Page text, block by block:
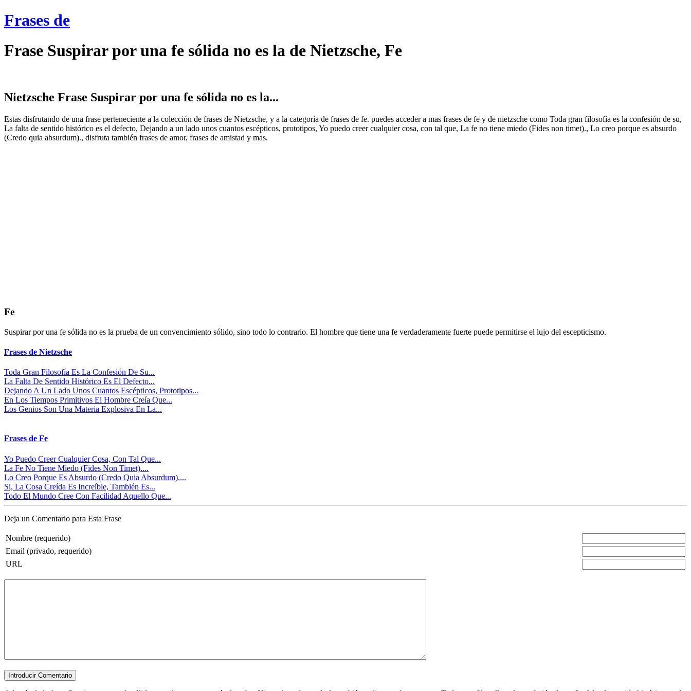
Frases de
Frase Suspirar por una fe sólida no es la de Nietzsche, Fe
Nietzsche Frase Suspirar por una fe sólida no es la...
Estas disfrutando de una frase perteneciente a la colección de frases de Nietzsche, y a la categoría de frases de fe. puedes acceder a mas frases de fe y de nietzsche como Toda gran filosofía es la confesión de su,
La falta de sentido histórico es el defecto, Dejando a un lado unos cuantos escépticos, prototipos, Yo puedo creer cualquier cosa, con tal que, La fe no tiene miedo (Fides non timet)., Lo creo porque es absurdo
(Credo quia absurdum)., disfruta también frases de amor, frases de amistad y mas.
Fe
Suspirar por una fe sólida no es la prueba de un convencimiento sólido, sino todo lo contrario. El hombre que tiene una fe verdaderamente fuerte puede permitirse el lujo del escepticismo.
Frases de Nietzsche
Toda Gran Filosofía Es La Confesión De Su...
La Falta De Sentido Histórico Es El Defecto...
Dejando A Un Lado Unos Cuantos Escépticos, Prototipos...
En Los Tiempos Primitivos El Hombre Creía Que...
Los Genios Son Una Materia Explosiva En La...
Frases de Fe
Yo Puedo Creer Cualquier Cosa, Con Tal Que...
La Fe No Tiene Miedo (Fides Non Timet)....
Lo Creo Porque Es Absurdo (Credo Quia Absurdum)....
Si, La Cosa Creída Es Increíble, También Es...
Todo El Mundo Cree Con Facilidad Aquello Que...
Deja un Comentario para Esta Frase
Nombre (requerido)
Email (privado, requerido)
URL